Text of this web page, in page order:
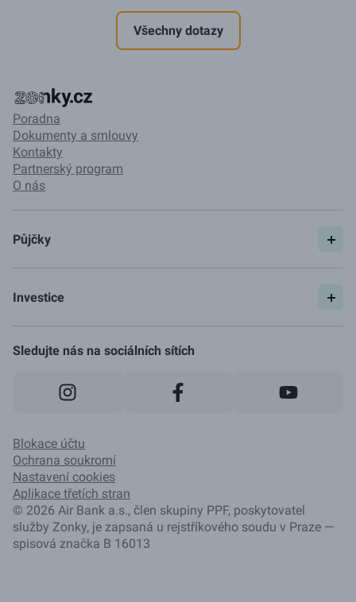
Všechny dotazy
Poradna
Dokumenty a smlouvy
Kontakty
Partnerský program
O nás
Půjčky
Pojištění
Investice
Jak to funguje
Sledujte nás na sociálních sítích
Blokace účtu
Ochrana soukromí
Nastavení cookies
Aplikace třetích stran
© 2026 Air Bank a.s., člen skupiny PPF, poskytovatel
služby Zonky, je zapsaná u rejstříkového soudu v Praze —
spisová značka B 16013